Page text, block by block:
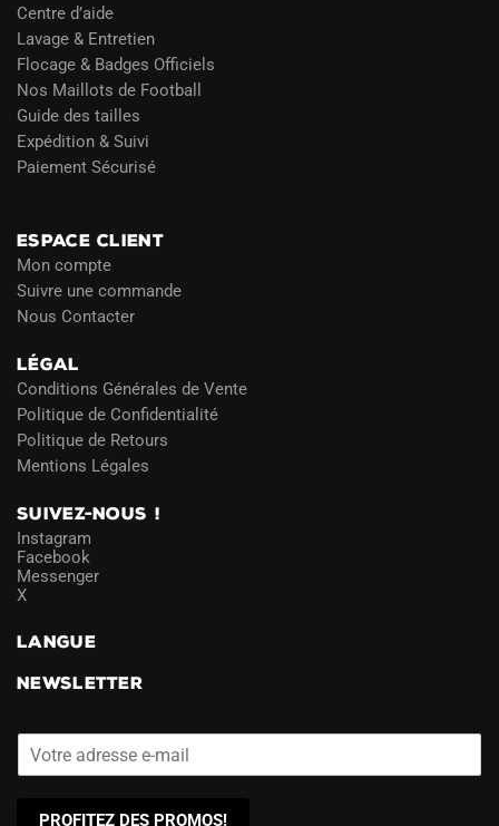
Centre d’aide
Lavage & Entretien
Flocage & Badges Officiels
Nos Maillots de Football
Guide des tailles
Expédition & Suivi
Paiement Sécurisé
ESPACE CLIENT
Mon compte
Suivre une commande
Nous Contacter
LÉGAL
Conditions Générales de Vente
Politique de Confidentialité
Politique de Retours
Mentions Légales
SUIVEZ-NOUS !
Instagram
Facebook
Messenger
X
LANGUE
NEWSLETTER
PROFITEZ DES PROMOS!